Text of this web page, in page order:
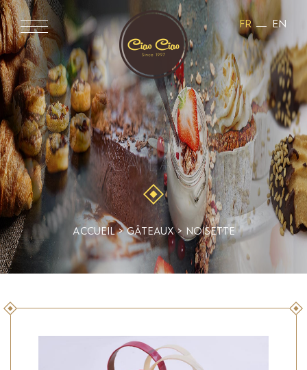
FR EN
GÂTEAUX
ACCUEIL> GÂTEAUX> NOISETTE